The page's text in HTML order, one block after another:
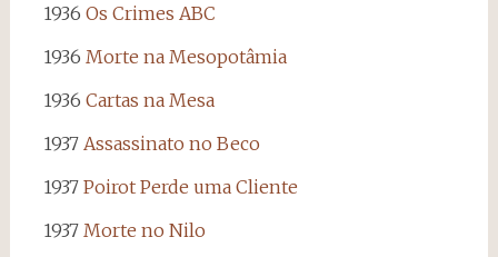
1936 Os Crimes ABC
1936 Morte na Mesopotâmia
1936 Cartas na Mesa
1937 Assassinato no Beco
1937 Poirot Perde uma Cliente
1937 Morte no Nilo